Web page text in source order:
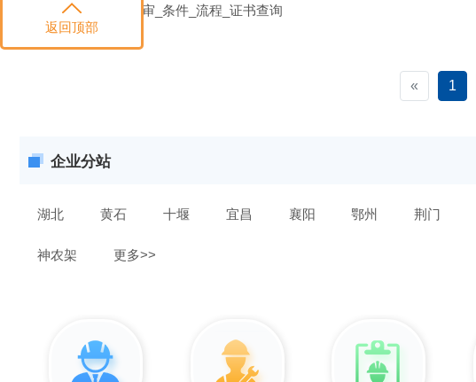
建筑电气职称评审_条件_流程_证书查询
« 1
企业分站
湖北 黄石 十堰 宜昌 襄阳 鄂州 荆门
神农架 更多>>
返回顶部